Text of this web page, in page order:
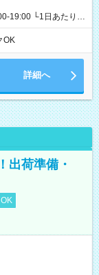
19:00 └1日あたりの
ば、いつでも勤務可
ご勤務いただけま
なお仕事です！
OK
詳細へ
出荷準備・